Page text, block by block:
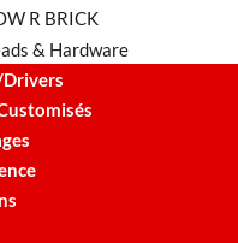
R BRICK
& Hardware
Drivers